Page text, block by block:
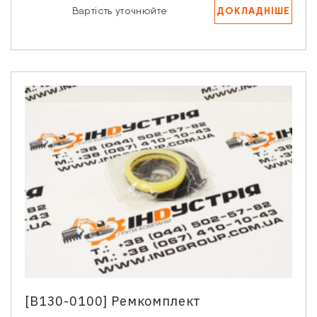
Вартість уточнюйте ДОКЛАДНІШЕ
[B130-0100] Ремкомплект